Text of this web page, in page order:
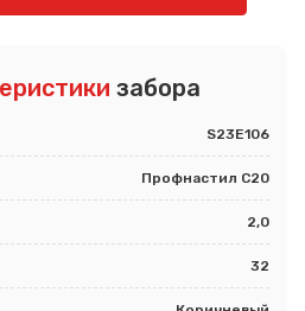
забора
S23E106
Профнастил С20
2,0
32